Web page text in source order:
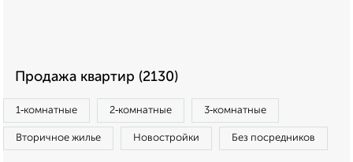
Продажа квартир (2130)
1‑комнатные 2‑комнатные 3‑комнатные
Вторичное жилье Новостройки Без посредников